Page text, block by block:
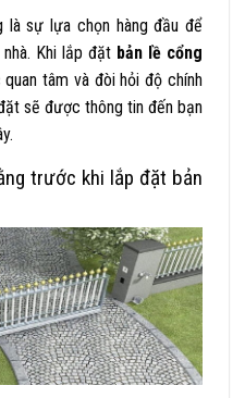
là sự lựa chọn hàng đầu để
Khi lắp đặt bản lề cổng
tâm và đòi hỏi độ chính
sẽ được thông tin đến bạn
trước khi lắp đặt bản